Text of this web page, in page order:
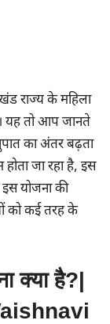
राज्य के महिला
यह तो आप जानते
का अंतर बढ़ता
जा रहा है, इस
योजना की
को कई तरह के
क्या है?|